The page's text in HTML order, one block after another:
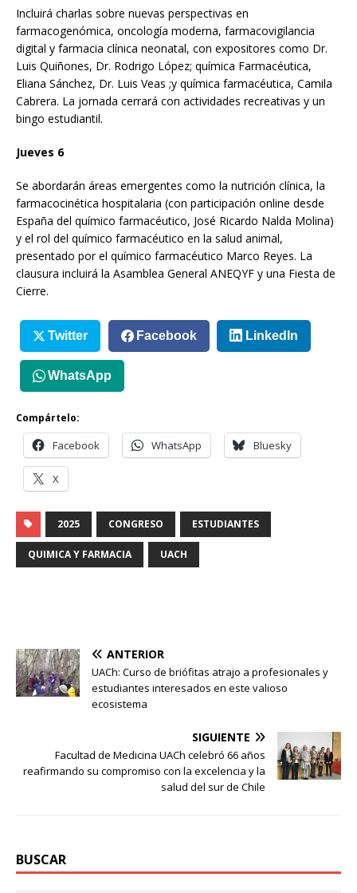
Incluirá charlas sobre nuevas perspectivas en
farmacogenómica, oncología moderna, farmacovigilancia
digital y farmacia clínica neonatal, con expositores como Dr.
Luis Quiñones, Dr. Rodrigo López; química Farmacéutica,
Eliana Sánchez, Dr. Luis Veas ;y química farmacéutica, Camila
Cabrera. La jornada cerrará con actividades recreativas y un
bingo estudiantil.
Jueves 6
Se abordarán áreas emergentes como la nutrición clínica, la
farmacocinética hospitalaria (con participación online desde
España del químico farmacéutico, José Ricardo Nalda Molina)
y el rol del químico farmacéutico en la salud animal,
presentado por el químico farmacéutico Marco Reyes. La
clausura incluirá la Asamblea General ANEQYF y una Fiesta de
Cierre.
Twitter Facebook LinkedIn
WhatsApp
Compártelo:
Facebook WhatsApp Bluesky
X
2025 CONGRESO ESTUDIANTES
QUIMICA Y FARMACIA UACH
ANTERIOR
UACh: Curso de briófitas atrajo a profesionales y
estudiantes interesados en este valioso
ecosistema
SIGUIENTE
Facultad de Medicina UACh celebró 66 años
reafirmando su compromiso con la excelencia y la
salud del sur de Chile
BUSCAR